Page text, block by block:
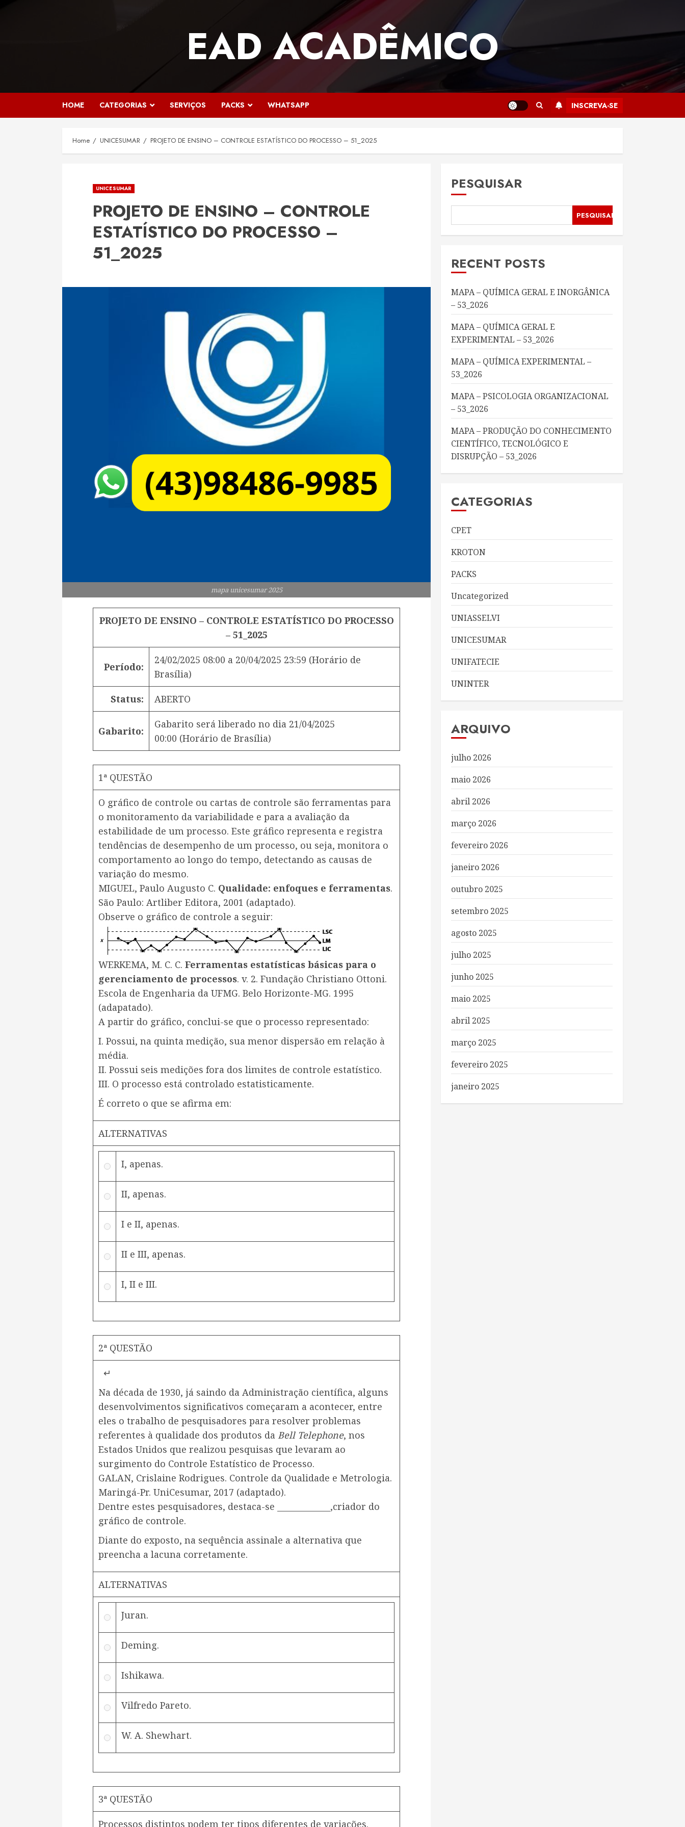
EAD ACADÊMICO
HOME CATEGORIAS SERVIÇOS PACKS WHATSAPP INSCREVA-SE
Home UNICESUMAR PROJETO DE ENSINO – CONTROLE ESTATÍSTICO DO PROCESSO – 51_2025
UNICESUMAR
PROJETO DE ENSINO – CONTROLE
ESTATÍSTICO DO PROCESSO –
51_2025
mapa unicesumar 2025
PROJETO DE ENSINO – CONTROLE ESTATÍSTICO DO PROCESSO
– 51_2025
Período:
24/02/2025 08:00 a 20/04/2025 23:59 (Horário de
Brasília)
Status: ABERTO
Gabarito:
Gabarito será liberado no dia 21/04/2025
00:00 (Horário de Brasília)
1ª QUESTÃO
O gráfico de controle ou cartas de controle são ferramentas para
o monitoramento da variabilidade e para a avaliação da
estabilidade de um processo. Este gráfico representa e registra
tendências de desempenho de um processo, ou seja, monitora o
comportamento ao longo do tempo, detectando as causas de
variação do mesmo.
​MIGUEL, Paulo Augusto C. Qualidade: enfoques e ferramentas.
São Paulo: Artliber Editora, 2001 (adaptado).
Observe o gráfico de controle a seguir:
WERKEMA, M. C. C. Ferramentas estatísticas básicas para o
gerenciamento de processos. v. 2. Fundação Christiano Ottoni.
Escola de Engenharia da UFMG. Belo Horizonte-MG. 1995
(adapatado).
A partir do gráfico, conclui-se que o processo representado:
I. Possui, na quinta medição, sua menor dispersão em relação à
média.
II. Possui seis medições fora dos limites de controle estatístico.
III. O processo está controlado estatisticamente.
É correto o que se afirma em:
ALTERNATIVAS
I, apenas.
II, apenas.
I e II, apenas.
II e III, apenas.
I, II e III.
2ª QUESTÃO
↵
Na década de 1930, já saindo da Administração científica, alguns
desenvolvimentos significativos começaram a acontecer, entre
eles o trabalho de pesquisadores para resolver problemas
referentes à qualidade dos produtos da Bell Telephone, nos
Estados Unidos que realizou pesquisas que levaram ao
surgimento do Controle Estatístico de Processo.
GALAN, Crislaine Rodrigues. Controle da Qualidade e Metrologia.
Maringá-Pr. UniCesumar, 2017 (adaptado).
Dentre estes pesquisadores, destaca-se _____________,criador do
gráfico de controle.
​Diante do exposto, na sequência assinale a alternativa que
preencha a lacuna corretamente.
ALTERNATIVAS
Juran.
Deming.
Ishikawa.
Vilfredo Pareto.
W. A. Shewhart.
3ª QUESTÃO
Processos distintos podem ter tipos diferentes de variações.
PESQUISAR
PESQUISAR
RECENT POSTS
MAPA – QUÍMICA GERAL E INORGÂNICA
– 53_2026
MAPA – QUÍMICA GERAL E
EXPERIMENTAL – 53_2026
MAPA – QUÍMICA EXPERIMENTAL –
53_2026
MAPA – PSICOLOGIA ORGANIZACIONAL
– 53_2026
MAPA – PRODUÇÃO DO CONHECIMENTO
CIENTÍFICO, TECNOLÓGICO E
DISRUPÇÃO – 53_2026
CATEGORIAS
CPET
KROTON
PACKS
Uncategorized
UNIASSELVI
UNICESUMAR
UNIFATECIE
UNINTER
ARQUIVO
julho 2026
maio 2026
abril 2026
março 2026
fevereiro 2026
janeiro 2026
outubro 2025
setembro 2025
agosto 2025
julho 2025
junho 2025
maio 2025
abril 2025
março 2025
fevereiro 2025
janeiro 2025